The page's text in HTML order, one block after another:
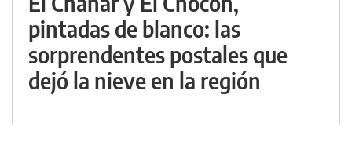
pintadas de blanco: las
sorprendentes postales que
dejó la nieve en la región